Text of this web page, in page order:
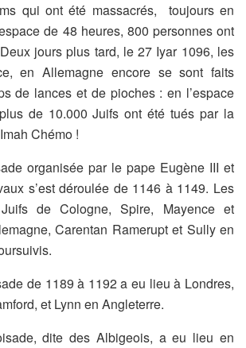
qui ont été massacrés, toujours en
de 48 heures, 800 personnes ont
joursplus tard, le 27 Iyar 1096, les
en Allemagne encore se sont faits
de lances et de pioches :en l’espace
de 10.000 Juifs ont été tués par la
Chémo !
organisée par le pape Eugène III et
s’est déroulée de 1146 à 1149. Les
Juifs de Cologne, Spire, Mayence et
Carentan Ramerupt et Sully en
de 1189 à 1192 a eu lieu à Londres,
et Lynn en Angleterre.
dite des Albigeois, a eu lieu en